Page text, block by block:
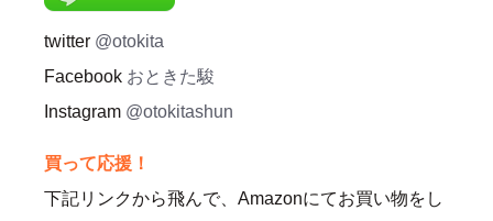
twitter @otokita
Facebook おときた駿
Instagram @otokitashun
買って応援！
下記リンクから飛んで、Amazonにてお買い物をし